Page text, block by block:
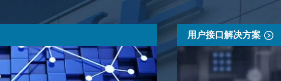
用户接口解决方案